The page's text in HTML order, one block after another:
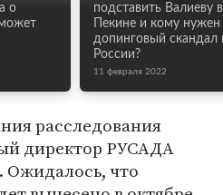
о
подставить Валиеву в
Пекине и кому
допинговый скандал
России?
11 февраля 2022
расследования
директор РУСАДА
. Ожидалось, что